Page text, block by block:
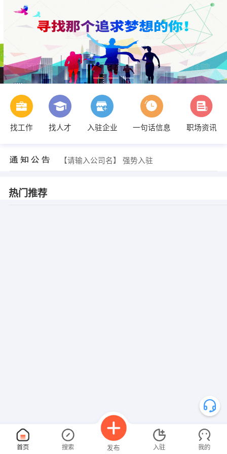
找工作 找人才 入驻企业 一句话信息
职场资讯
【请输入公司名】 强势入驻
热门推荐
首页 搜索 发布 入驻 我的